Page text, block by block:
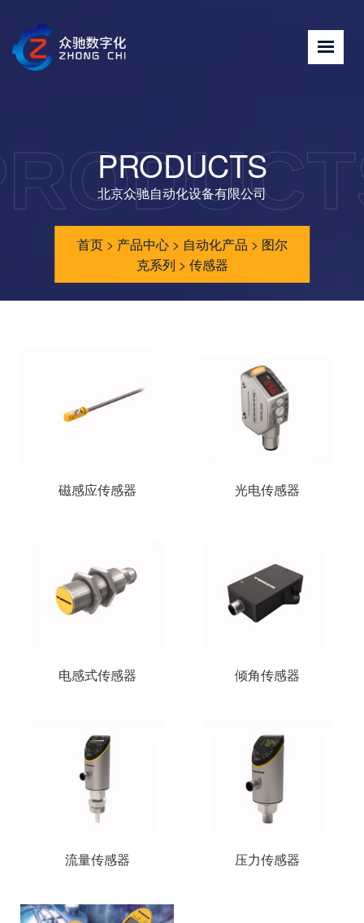
PRODUCTS
北京众驰自动化设备有限公司
首页> 产品中心> 自动化产品 > 图尔
克系列 > 传感器
磁感应传感器 光电传感器
电感式传感器 倾角传感器
流量传感器 压力传感器